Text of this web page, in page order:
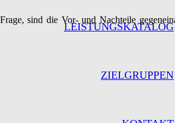
LEISTUNGSKATALOG
ZIELGRUPPEN
sind die Vor- und Nachteile